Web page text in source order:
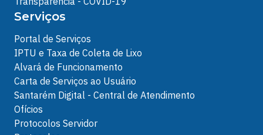
Serviços
Portal de Serviços
IPTU e Taxa de Coleta de Lixo
Alvará de Funcionamento
Carta de Serviços ao Usuário
Santarém Digital - Central de Atendimento
Ofícios
Protocolos Servidor